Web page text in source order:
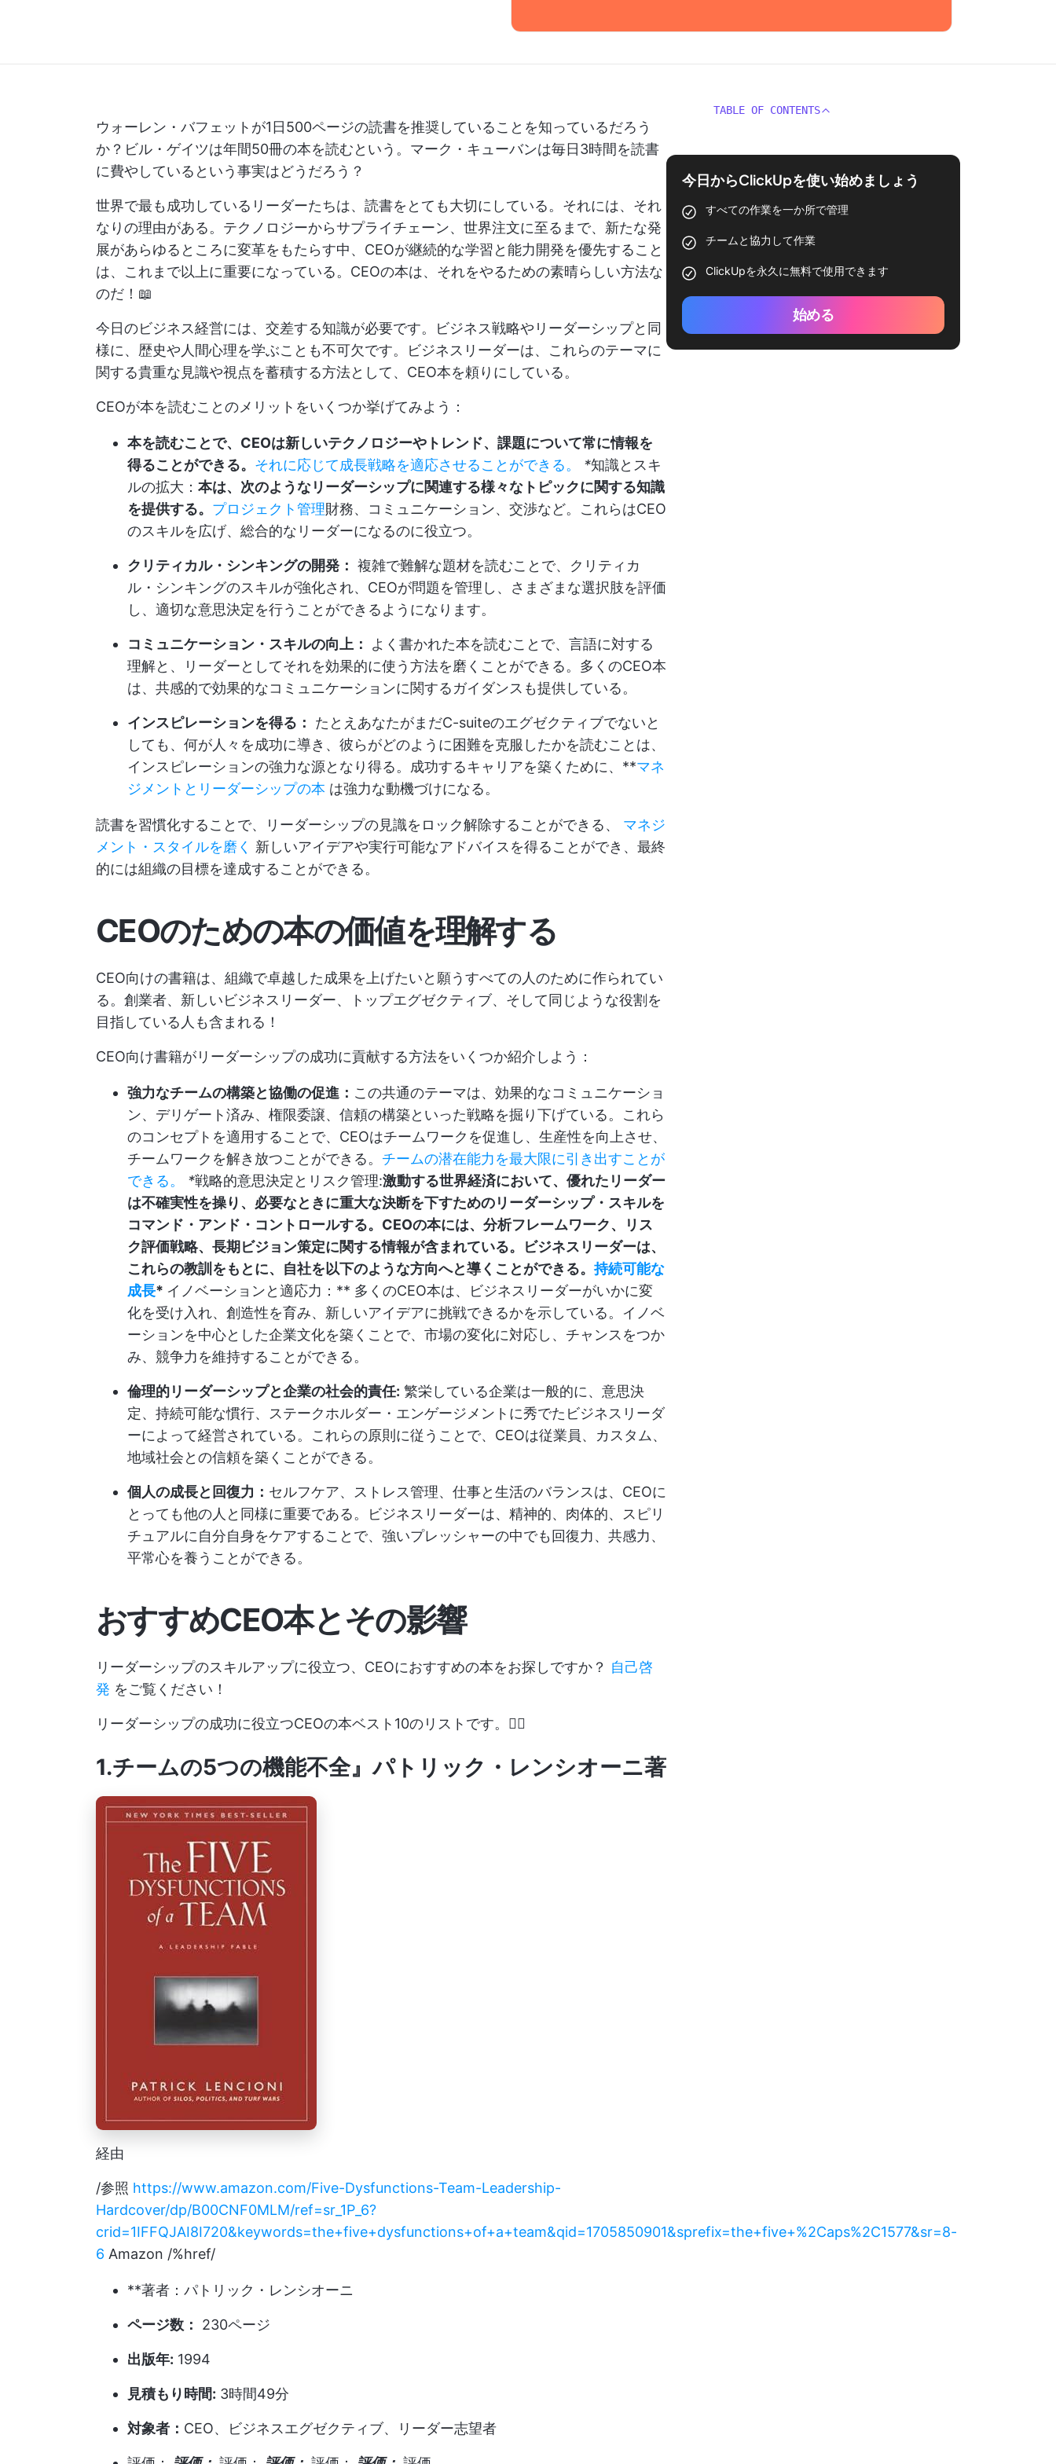
ウォーレン・バフェットが1日500ページの読書を推奨していることを知っているだろう
か？ビル・ゲイツは年間50冊の本を読むという。マーク・キューバンは毎日3時間を読書
に費やしているという事実はどうだろう？
世界で最も成功しているリーダーたちは、読書をとても大切にしている。それには、それ
なりの理由がある。テクノロジーからサプライチェーン、世界注文に至るまで、新たな発
展があらゆるところに変革をもたらす中、CEOが継続的な学習と能力開発を優先すること
は、これまで以上に重要になっている。CEOの本は、それをやるための素晴らしい方法な
のだ！📖
今日のビジネス経営には、交差する知識が必要です。ビジネス戦略やリーダーシップと同
様に、歴史や人間心理を学ぶことも不可欠です。ビジネスリーダーは、これらのテーマに
関する貴重な見識や視点を蓄積する方法として、CEO本を頼りにしている。
CEOが本を読むことのメリットをいくつか挙げてみよう：
本を読むことで、CEOは新しいテクノロジーやトレンド、課題について常に情報を
得ることができる。 それに応じて成長戦略を適応させることができる。 *知識とスキ
ルの拡大： 本は、次のようなリーダーシップに関連する様々なトピックに関する知識
を提供する。 プロジェクト管理財務、コミュニケーション、交渉など。これらはCEO
のスキルを広げ、総合的なリーダーになるのに役立つ。
クリティカル・シンキングの開発： 複雑で難解な題材を読むことで、クリティカ
ル・シンキングのスキルが強化され、CEOが問題を管理し、さまざまな選択肢を評価
し、適切な意思決定を行うことができるようになります。
コミュニケーション・スキルの向上： よく書かれた本を読むことで、言語に対する
理解と、リーダーとしてそれを効果的に使う方法を磨くことができる。多くのCEO本
は、共感的で効果的なコミュニケーションに関するガイダンスも提供している。
インスピレーションを得る：
たとえあなたがまだC-suiteのエグゼクティブでないと
しても、何が人々を成功に導き、彼らがどのように困難を克服したかを読むことは、
インスピレーションの強力な源となり得る。成功するキャリアを築くために、**マネ
ジメントとリーダーシップの本 は強力な動機づけになる。
読書を習慣化することで、リーダーシップの見識をロック解除することができる、 マネジ
メント・スタイルを磨く 新しいアイデアや実行可能なアドバイスを得ることができ、最終
的には組織の目標を達成することができる。
CEOのための本の価値を理解する
CEO向けの書籍は、組織で卓越した成果を上げたいと願うすべての人のために作られてい
る。創業者、新しいビジネスリーダー、トップエグゼクティブ、そして同じような役割を
目指している人も含まれる！
CEO向け書籍がリーダーシップの成功に貢献する方法をいくつか紹介しよう：
強力なチームの構築と協働の促進： この共通のテーマは、効果的なコミュニケーショ
ン、デリゲート済み、権限委譲、信頼の構築といった戦略を掘り下げている。これら
のコンセプトを適用することで、CEOはチームワークを促進し、生産性を向上させ、
チームワークを解き放つことができる。 チームの潜在能力を最大限に引き出すことが
できる。
*戦略的意思決定とリスク管理:激動する世界経済において、優れたリーダー
は不確実性を操り、必要なときに重大な決断を下すためのリーダーシップ・スキルを
コマンド・アンド・コントロールする。CEOの本には、分析フレームワーク、リス
ク評価戦略、長期ビジョン策定に関する情報が含まれている。ビジネスリーダーは、
これらの教訓をもとに、自社を以下のような方向へと導くことができる。 持続可能な
成長* イノベーションと適応力：** 多くのCEO本は、ビジネスリーダーがいかに変
化を受け入れ、創造性を育み、新しいアイデアに挑戦できるかを示している。イノベ
ーションを中心とした企業文化を築くことで、市場の変化に対応し、チャンスをつか
み、競争力を維持することができる。
倫理的リーダーシップと企業の社会的責任: 繁栄している企業は一般的に、意思決
定、持続可能な慣行、ステークホルダー・エンゲージメントに秀でたビジネスリーダ
ーによって経営されている。これらの原則に従うことで、CEOは従業員、カスタム、
地域社会との信頼を築くことができる。
個人の成長と回復力： セルフケア、ストレス管理、仕事と生活のバランスは、CEOに
とっても他の人と同様に重要である。ビジネスリーダーは、精神的、肉体的、スピリ
チュアルに自分自身をケアすることで、強いプレッシャーの中でも回復力、共感力、
平常心を養うことができる。
おすすめCEO本とその影響
リーダーシップのスキルアップに役立つ、CEOにおすすめの本をお探しですか？ 自己啓
発 をご覧ください！
リーダーシップの成功に役立つCEOの本ベスト10のリストです。✍🏻
1.チームの5つの機能不全』パトリック・レンシオーニ著
経由
/参照 https://www.amazon.com/Five-Dysfunctions-Team-Leadership-
Hardcover/dp/B00CNF0MLM/ref=sr_1P_6?
crid=1IFFQJAI8I720&keywords=the+five+dysfunctions+of+a+team&qid=1705850901&sprefix=the+five+%2Caps%2C1577&sr=8-
6 Amazon /%href/
**著者：パトリック・レンシオーニ
ページ数： 230ページ
出版年: 1994
見積もり時間: 3時間49分
対象者： CEO、ビジネスエグゼクティブ、リーダー志望者
TABLE OF CONTENTS
今日からClickUpを使い始めましょう
すべての作業を一か所で管理
チームと協力して作業
ClickUpを永久に無料で使用できます
始める